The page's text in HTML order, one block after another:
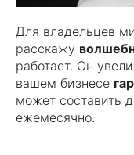
Для владельцев
расскажу
работает. Он
вашем бизнесе
может составить
ежемесячно.